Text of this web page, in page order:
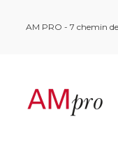
AM PRO - 7 chemin